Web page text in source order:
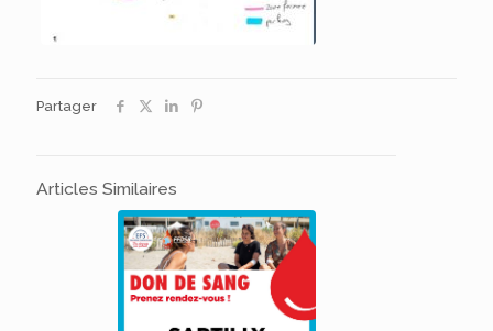
Partager
Articles Similaires